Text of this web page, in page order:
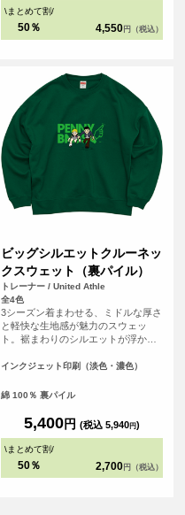
と異なって見える場合がございま
\まとめて割/
50％ 4,550 円（税込）
ビッグシルエットクルーネッ
クスウェット（裏パイル）
トレーナー / United Athle
全4色
3シーズン着まわせる、ミドルな厚さ
と軽快な生地感が魅力のスウェッ
ト。裾まわりのシルエットが浮かな
い溜まり感のある袖、ストンとドロ
ルエットの随所にこだわりを詰め込
ステッチを採用。トレンドコーデを1
枚で完成させる絶妙なサイジングは
もちろん、堅牢さも兼備したこと
大成となりました。
インクジェット印刷（淡色・濃色）
綿 100％ 裏パイル
5,400円 (税込 5,940円)
\まとめて割/
50％ 2,700 円（税込）